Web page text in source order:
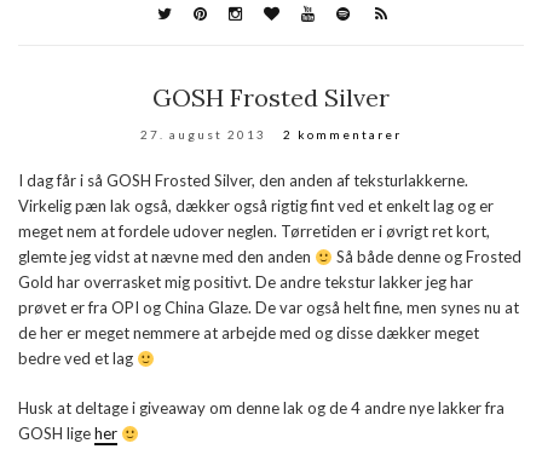
GOSH Frosted Silver
27. august 2013 2 kommentarer
I dag får i så GOSH Frosted Silver, den anden af teksturlakkerne.
Virkelig pæn lak også, dækker også rigtig fint ved et enkelt lag og er
meget nem at fordele udover neglen. Tørretiden er i øvrigt ret kort,
glemte jeg vidst at nævne med den anden
Så både denne og Frosted
Gold har overrasket mig positivt. De andre tekstur lakker jeg har
prøvet er fra OPI og China Glaze. De var også helt fine, men synes nu at
de her er meget nemmere at arbejde med og disse dækker meget
bedre ved et lag
Husk at deltage i giveaway om denne lak og de 4 andre nye lakker fra
GOSH ligeher